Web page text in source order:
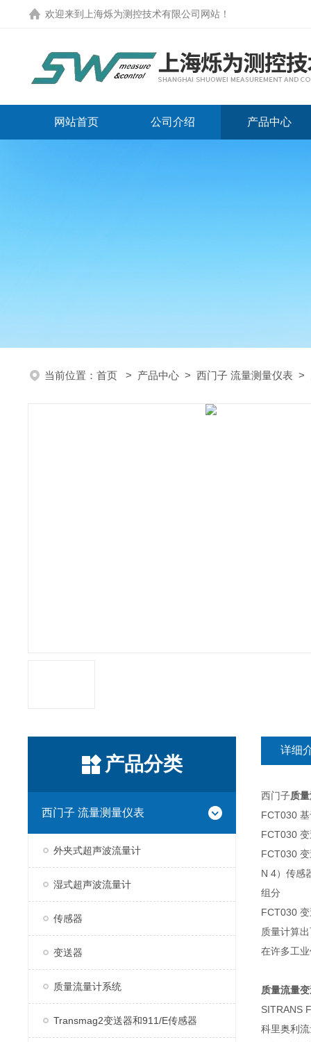
欢迎来到 上海烁为测控技术有限公司网站 ！
网站首页 公司介绍 产品中心
当前位置： 首页 > 产品中心 > 西门子 流量测量仪表 >
产品分类
西门子 流量测量仪表
外夹式超声波流量计
湿式超声波流量计
传感器
变送器
质量流量计系统
Transmag2变送器和911/E传感器
详细
西门子质
FCT030
FCT030
FCT030
N 4）传感
组分
FCT030
质量计算
在许多工
质量流量
SITRANS
科里奥利